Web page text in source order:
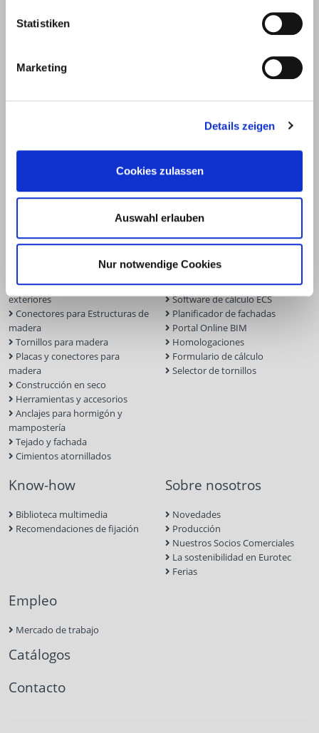
Statistiken
Marketing
Details zeigen
Cookies zulassen
Auswahl erlauben
Nur notwendige Cookies
Unter dem Hofe 5
+49 2331 6245-0
+49 2331 6245-200
Construcción de terrazas y
exteriores
Conectores para Estructuras de
madera
Tornillos para madera
Placas y conectores para
madera
Construcción en seco
Herramientas y accesorios
Anclajes para hormigón y
mampostería
Tejado y fachada
Cimientos atornillados
Servicio
Software para la planificación
Software de cálculo ECS
Planificador de fachadas
Portal Online BIM
Homologaciones
Formulario de cálculo
Selector de tornillos
Know-how
Biblioteca multimedia
Recomendaciones de fijación
Sobre nosotros
Novedades
Producción
Nuestros Socios Comerciales
La sostenibilidad en Eurotec
Ferias
Empleo
Mercado de trabajo
Catálogos
Contacto